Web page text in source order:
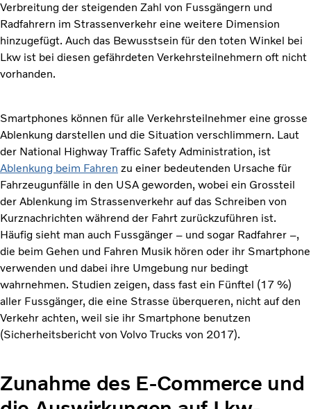
Verbreitung der steigenden Zahl von Fussgängern und
Radfahrern im Strassenverkehr eine weitere Dimension
hinzugefügt. Auch das Bewusstsein für den toten Winkel bei
Lkw ist bei diesen gefährdeten Verkehrsteilnehmern oft nicht
vorhanden.
Smartphones können für alle Verkehrsteilnehmer eine grosse
Ablenkung darstellen und die Situation verschlimmern. Laut
der National Highway Traffic Safety Administration, ist
Ablenkung beim Fahren zu einer bedeutenden Ursache für
Fahrzeugunfälle in den USA geworden, wobei ein Grossteil
der Ablenkung im Strassenverkehr auf das Schreiben von
Kurznachrichten während der Fahrt zurückzuführen ist.
Häufig sieht man auch Fussgänger – und sogar Radfahrer –,
die beim Gehen und Fahren Musik hören oder ihr Smartphone
verwenden und dabei ihre Umgebung nur bedingt
wahrnehmen. Studien zeigen, dass fast ein Fünftel (17 %)
aller Fussgänger, die eine Strasse überqueren, nicht auf den
Verkehr achten, weil sie ihr Smartphone benutzen
(Sicherheitsbericht von Volvo Trucks von 2017).
Zunahme des E-Commerce und